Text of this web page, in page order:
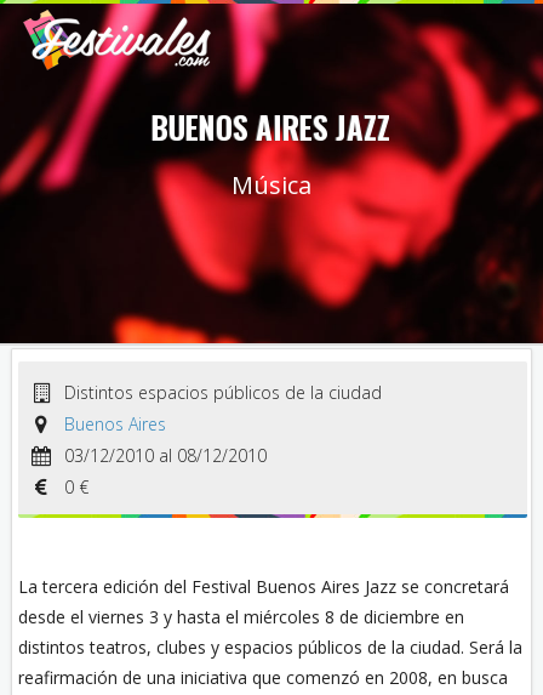
BUENOS AIRES JAZZ
Música
Distintos espacios públicos de la ciudad
Buenos Aires
03/12/2010 al 08/12/2010
0 €
La tercera edición del Festival Buenos Aires Jazz se concretará
desde el viernes 3 y hasta el miércoles 8 de diciembre en
distintos teatros, clubes y espacios públicos de la ciudad. Será la
reafirmación de una iniciativa que comenzó en 2008, en busca